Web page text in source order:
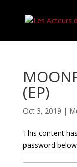
(EP)
Oct 3, 2019 |
This content
password